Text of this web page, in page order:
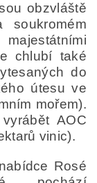
obzvláště
soukromém
chlubí také
do
útesu ve
mořem).
AOC
vinic).
Rosé